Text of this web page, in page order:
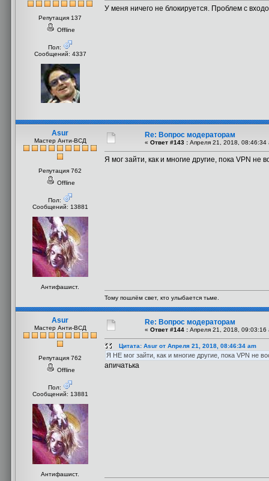
Репутация 137
Offline
Пол:
Сообщений: 4337
У меня ничего не блокируется. Проблем с
Asur
Мастер Анти-ВСД
Репутация 762
Offline
Пол:
Сообщений: 13881
Антифашист.
Re: Вопрос модераторам
« Ответ #143 : Апреля 21, 2018, 08:46:34
Я мог зайти, как и многие другие, пока VPN не
Тому пошлём свет, кто улыбается тьме.
Asur
Мастер Анти-ВСД
Репутация 762
Offline
Пол:
Сообщений: 13881
Антифашист.
Re: Вопрос модераторам
« Ответ #144 : Апреля 21, 2018, 09:03:16
Цитата: Asur от Апреля 21, 2018, 08:46:34 am
Я НЕ мог зайти, как и многие другие, пока VPN не
апичатька